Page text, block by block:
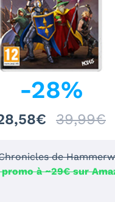
-28%
39,99€
de
promo à ~29€ sur